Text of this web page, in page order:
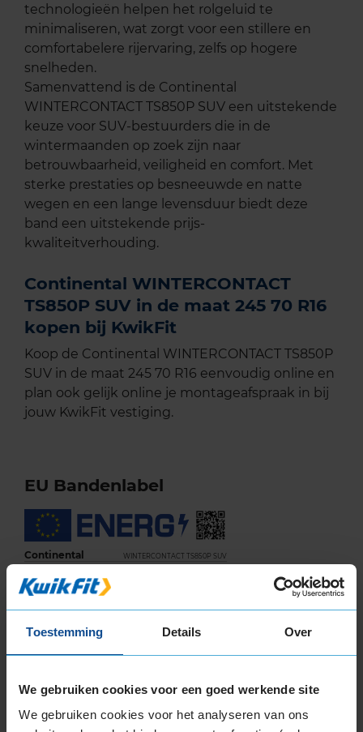
Toestemming Details Over
We gebruiken cookies voor een goed werkende site
We gebruiken cookies voor het analyseren van ons
technologieën helpen het rolgeluid te
minimaliseren, wat zorgt voor een stillere en
comfortabelere rijervaring, zelfs op hogere
snelheden.
Samenvattend is de Continental
WINTERCONTACT TS850P SUV een uitstekende
keuze voor SUV-bestuurders die in de
wintermaanden op zoek zijn naar
betrouwbaarheid, veiligheid en comfort. Met
sterke prestaties op besneeuwde en natte
wegen en een lange levensduur biedt deze
band een uitstekende prijs-
kwaliteitverhouding.
Continental WINTERCONTACT
TS850P SUV in de maat 245 70 R16
kopen bij KwikFit
Koop de Continental WINTERCONTACT TS850P
SUV in de maat 245 70 R16 eenvoudig online en
plan ook gelijk online je montageafspraak in bij
jouw KwikFit vestiging.
EU Bandenlabel
Continental WINTERCONTACT TS850P SUV
D
C